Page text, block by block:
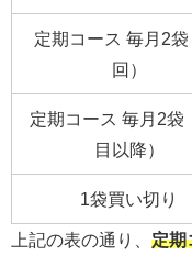
定期コース 毎月2袋
回）
定期コース 毎月2袋
目以降）
1袋買い切り
上記の表の通り、 定期